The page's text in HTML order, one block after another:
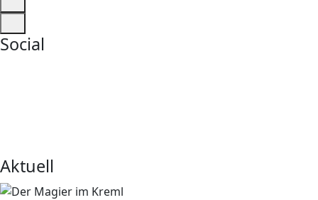
Social
Aktuell